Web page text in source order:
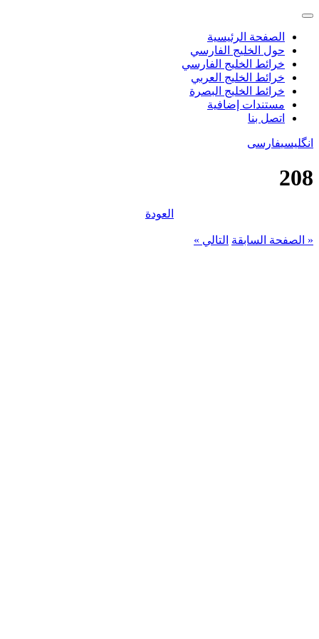
الصفحة الرئيسية
حول الخليج الفارسي
خرائط الخليج الفارسي
خرائط الخليج العربي
خرائط الخليج البصرة
مستندات إضافية
اتصل بنا
انگلیسیفارسی
208
العودة
« الصفحة السابقة التالي »